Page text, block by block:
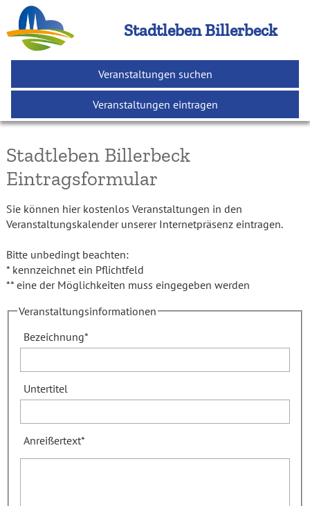
Stadtleben Billerbeck
Veranstaltungen suchen
Veranstaltungen eintragen
Stadtleben Billerbeck
Eintragsformular
Sie können hier kostenlos Veranstaltungen in den
Veranstaltungskalender unserer Internetpräsenz eintragen.
Bitte unbedingt beachten:
* kennzeichnet ein Pflichtfeld
** eine der Möglichkeiten muss eingegeben werden
Veranstaltungsinformationen
Bezeichnung*
Untertitel
Anreißertext*